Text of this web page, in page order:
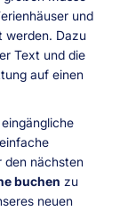
und
werden. Dazu
Text und die
auf einen
den nächsten
buchen zu
neuen